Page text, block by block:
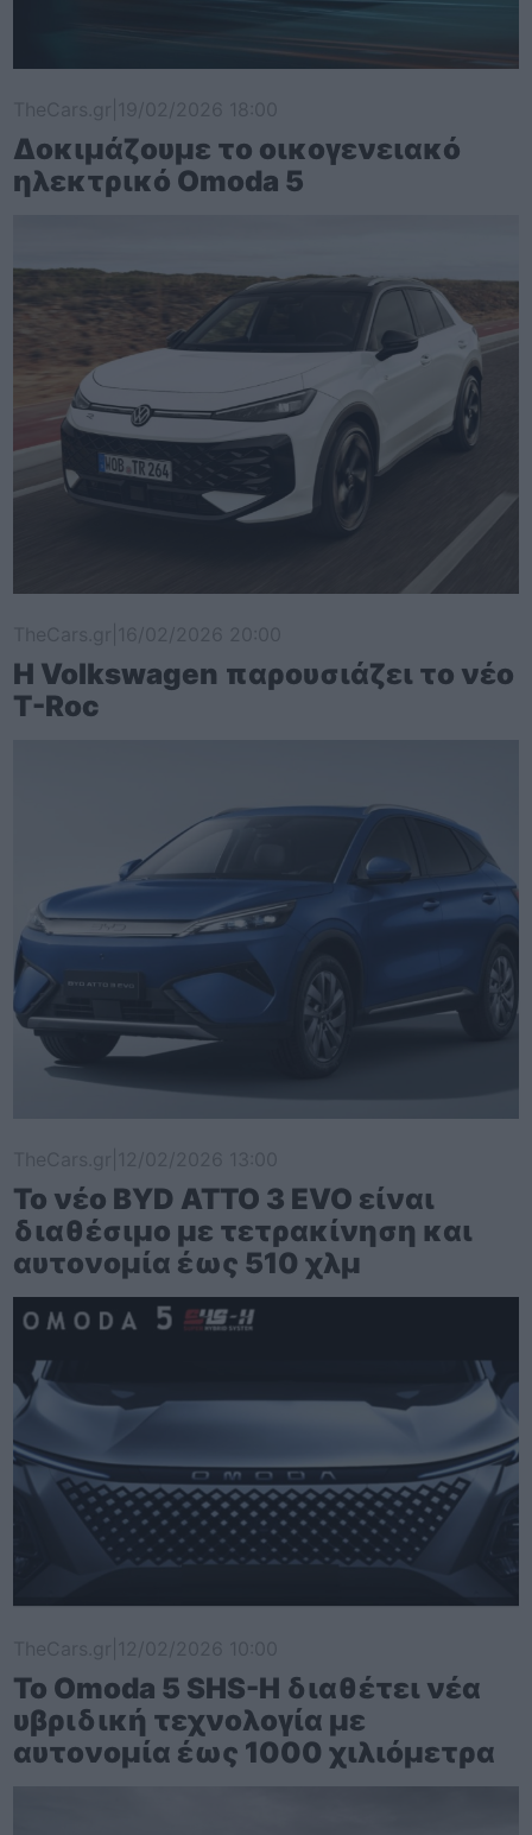
Δοκιμάζουμε το οικογενειακό
ηλεκτρικό Omoda 5
Η Volkswagen παρουσιάζει το νέο
T-Roc
Το νέο BYD ATTO 3 EVO είναι
διαθέσιμο με τετρακίνηση και
αυτονομία έως 510 χλμ
Το Omoda 5 SHS-H διαθέτει νέα
υβριδική τεχνολογία με
αυτονομία έως 1000 χιλιόμετρα